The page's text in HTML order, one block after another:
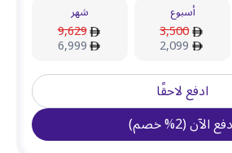
أسبوع
3,500
2,099
شهر
9,629
6,999
ادفع لاحقًا
الآن(
2
%خصم)